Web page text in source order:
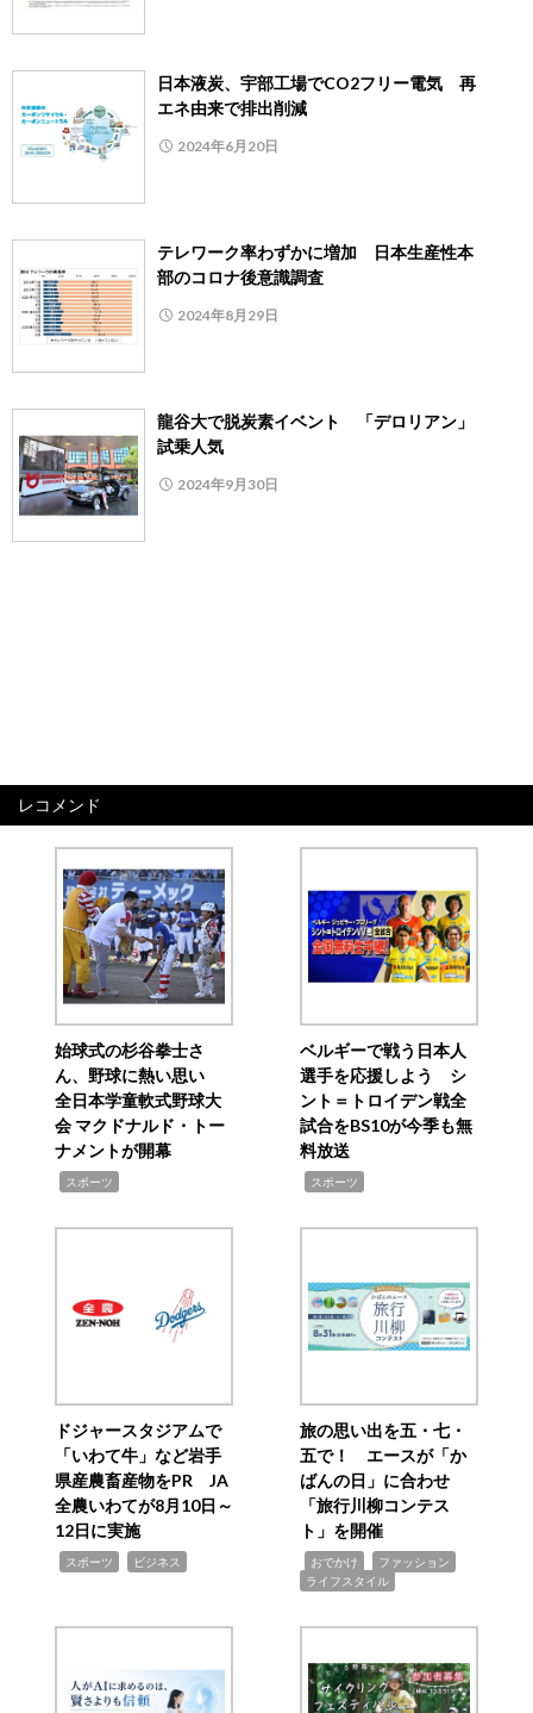
日本液炭、宇部工場でCO2フリー電気 再
エネ由来で排出削減
2024年6月20日
テレワーク率わずかに増加 日本生産性本
部のコロナ後意識調査
2024年8月29日
龍谷大で脱炭素イベント 「デロリアン」
試乗人気
2024年9月30日
レコメンド
始球式の杉谷拳士さ
ん、野球に熱い思い
全日本学童軟式野球大
会 マクドナルド・トー
ナメントが開幕
スポーツ
ベルギーで戦う日本人
選手を応援しよう シ
ント＝トロイデン戦全
試合をBS10が今季も無
料放送
スポーツ
ドジャースタジアムで
「いわて牛」など岩手
県産農畜産物をPR JA
全農いわてが8月10日～
12日に実施
スポーツ ビジネス
旅の思い出を五・七・
五で！ エースが「か
ばんの日」に合わせ
「旅行川柳コンテス
ト」を開催
おでかけ ファッション
ライフスタイル